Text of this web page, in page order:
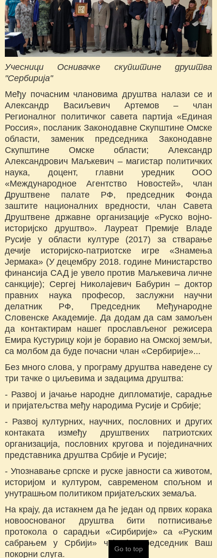
Учесници Оснивачке скупштине друштва
"Сербирија"
Међу почасним члановима друштва налази се и
Александр Васиљевич Артемов – члан
Регионалног политичког савета партија «Единая
Россия», посланик Законодавне Скупштине Омске
области, заменик председника Законодавне
Скупштине Омске области; Александр
Александрович Маљкевич – магистар политичких
наука, доцент, главни уредник ООО
«Международное Агентство Новостей», члан
Друштвене палате РФ, председник Фонда
заштите националних вредности, члан Савета
Друштвене државне организације «Руско војно-
историјско друштво». Лауреат Премије Владе
Русије у области културе (2017) за стварање
дечије историјско-патриотске игре «Знамења
Јермака» (У децембру 2018. године Министарство
финансија САД је увело против Маљкевича личне
санкције); Сергеј Николајевич Бабурин – доктор
правних наука професор, заслужни научни
делатник РФ, Председник Међународне
Словенске Академије. Да додам да сам замољен
да контактирам нашег прослављеног режисера
Емира Кустурицу који је боравио на Омској земљи,
са молбом да буде почасни члан «Сербирије»...
Без много слова, у програму друштва наведене су
три тачке о циљевима и задацима друштва:
- Развој и јачање народне дипломатије, сарадње
и пријатељства међу народима Русије и Србије;
- Развој културних, научних, пословних и других
контаката између друштвених патриотских
организација, пословних кругова и појединачних
представника друштва Србије и Русије;
- Упознавање српске и руске јавности са животом,
историјом и културом, савременом спољном и
унутрашњом политиком пријатељских земаља.
На крају, да истакнем да ће један од првих корака
новооснованог друштва бити потписивање
протокола о сарадњи «Сирбирије» са «Руским
сабрањем у Србији» чији је председник Ваш
покорни слуга.
Go to top